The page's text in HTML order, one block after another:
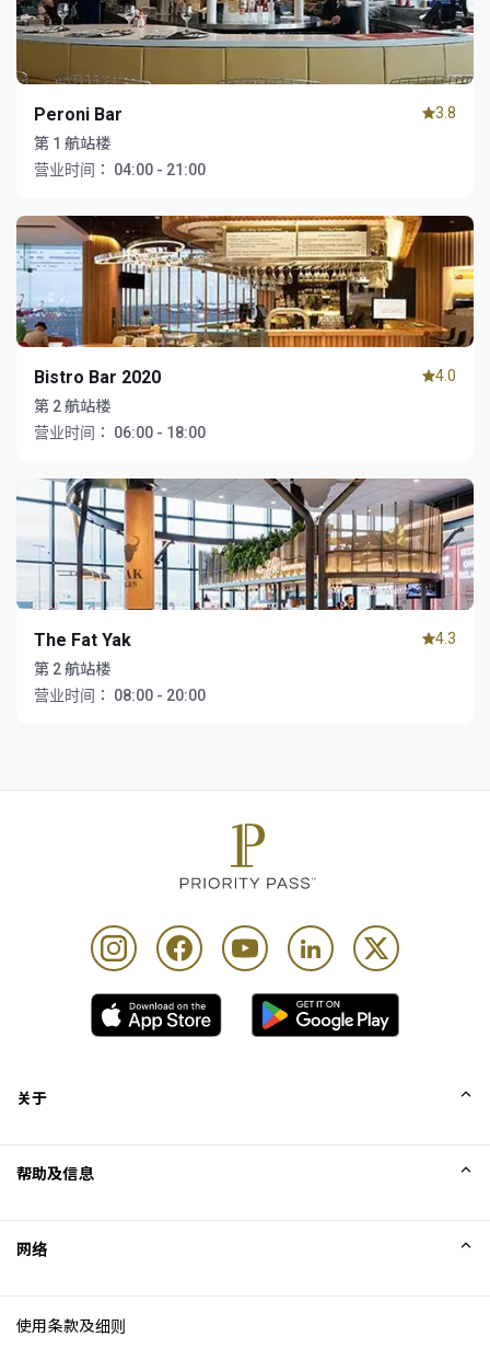
Peroni Bar
第 1 航站楼
营业时间：
04:00 - 21:00
3.8
Bistro Bar 2020
第 2 航站楼
营业时间：
06:00 - 18:00
4.0
The Fat Yak
第 2 航站楼
营业时间：
08:00 - 20:00
4.3
关于
Excellence Awards
博客
帮助及信息
网络
使用条款及细则